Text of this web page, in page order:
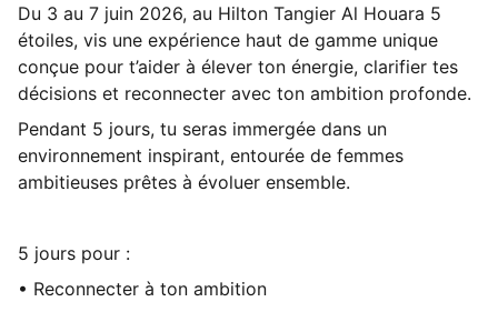
Du 3 au 7 juin 2026, au Hilton Tangier Al Houara 5
étoiles, vis une expérience haut de gamme unique
conçue pour t’aider à élever ton énergie, clarifier tes
décisions et reconnecter avec ton ambition profonde.
Pendant 5 jours, tu seras immergée dans un
environnement inspirant, entourée de femmes
ambitieuses prêtes à évoluer ensemble.
5 jours pour :
• Reconnecter à ton ambition